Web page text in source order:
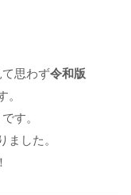
思わず令和版
。
す。
ました。